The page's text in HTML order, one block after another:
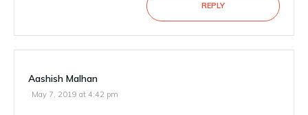
REPLY
Aashish Malhan
May 7, 2019 at 4:42 pm